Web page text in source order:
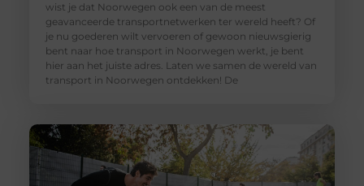
wist je dat Noorwegen ook een van de meest
geavanceerde transportnetwerken ter wereld heeft? Of
je nu goederen wilt vervoeren of gewoon nieuwsgierig
bent naar hoe transport in Noorwegen werkt, je bent
hier aan het juiste adres. Laten we samen de wereld van
transport in Noorwegen ontdekken! De